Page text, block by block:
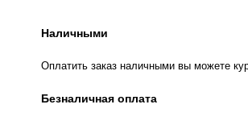
Наличными
Оплатить заказ наличными вы можете
Безналичная оплата